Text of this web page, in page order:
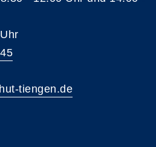
tiengen.de